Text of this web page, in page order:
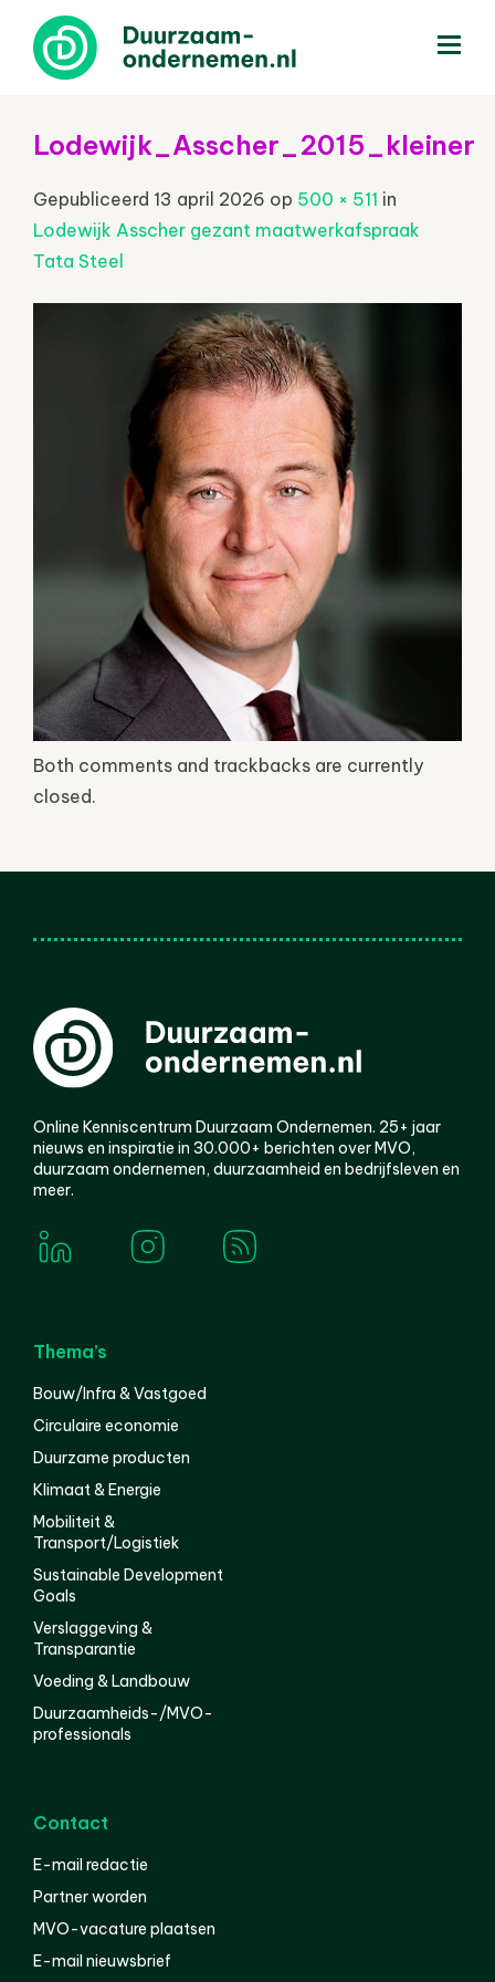
Lodewijk_Asscher_2015_kleiner
Gepubliceerd 13 april 2026 op 500 × 511 in
Lodewijk Asscher gezant maatwerkafspraak
Tata Steel
Both comments and trackbacks are currently
closed.
Online Kenniscentrum Duurzaam Ondernemen. 25+ jaar
nieuws en inspiratie in 30.000+ berichten over MVO,
duurzaam ondernemen, duurzaamheid en bedrijfsleven en
meer.
Thema’s
Bouw/Infra & Vastgoed
Circulaire economie
Duurzame producten
Klimaat & Energie
Mobiliteit &
Transport/Logistiek
Sustainable Development
Goals
Verslaggeving &
Transparantie
Voeding & Landbouw
Duurzaamheids-/MVO-
professionals
Contact
E-mail redactie
Partner worden
MVO-vacature plaatsen
E-mail nieuwsbrief